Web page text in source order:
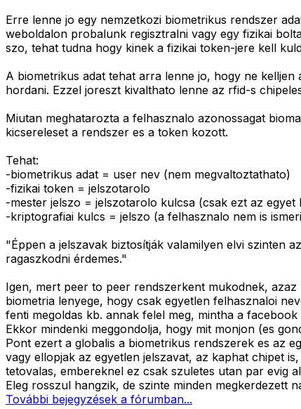
Erre lenne jo egy nemzetkozi biometrikus rendszer
weboldalon probalunk regisztralni vagy egy fizikai
szo, tehat tudna hogy kinek a fizikai token-jere kell
A biometrikus adat tehat arra lenne jo, hogy ne
hordani. Ezzel joreszt kivalthato lenne az rfid-s
Miutan meghatarozta a felhasznalo azonossagat
kicsereleset a rendszer es a token kozott.
Tehat:
-biometrikus adat = user nev (nem megvaltoztathato)
-fizikai token = jelszotarolo
-mester jelszo = jelszotarolo kulcsa (csak ezt az egyet
-kriptografiai kulcs = jelszo (a felhasznalo nem is
"Éppen a jelszavak biztosítják valamilyen elvi szinten
ragaszkodni érdemes."
Igen, mert peer to peer rendszerkent mukodnek,
biometria lenyege, hogy csak egyetlen felhasznaloi
fenti megoldas kb. annak felel meg, mintha a
Ekkor mindenki meggondolja, hogy mit monjon (es
Pont ezert a globalis a biometrikus rendszerek es az
vagy ellopjak az egyetlen jelszavat, az kaphat chipet
tetovalas, embereknel ez csak szuletes utan par evig
Eleg rosszul hangzik, de szinte minden megkerdezett
További bejegyzések a fórumban...